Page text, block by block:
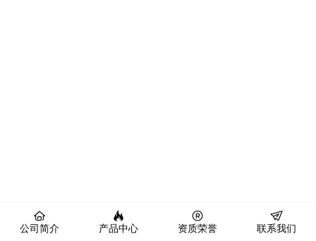
公司简介 产品中心 资质荣誉 联系我们